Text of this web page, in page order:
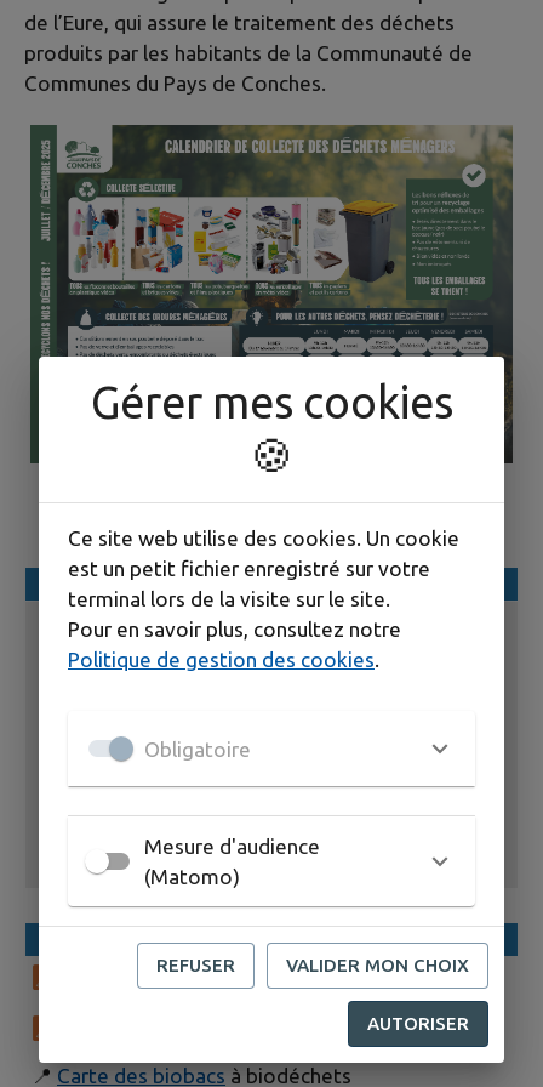
de l’Eure, qui assure le traitement des déchets
produits par les habitants de la Communauté de
Communes du Pays de Conches.
CONTACT
Service Déchets
27190 Conches-en-Ouche
dechets@conchesenouche.com
02 32 30 04 54
RESSOURCES
Guide des déchets simplifié imprimable
📍 Carte des biobacs à biodéchets
Gérer mes cookies
🍪
Ce site web utilise des cookies. Un cookie
est un petit fichier enregistré sur votre
terminal lors de la visite sur le site.
Pour en savoir plus, consultez notre
Politique de gestion des cookies.
Obligatoire
Mesure d'audience
(Matomo)
REFUSER VALIDER MON CHOIX
AUTORISER